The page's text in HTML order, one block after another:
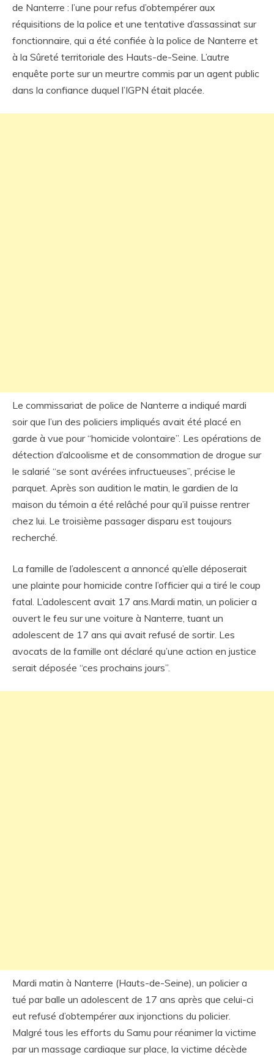
de Nanterre : l’une pour refus d’obtempérer aux
réquisitions de la police et une tentative d’assassinat sur
fonctionnaire, qui a été confiée à la police de Nanterre et
à la Sûreté territoriale des Hauts-de-Seine. L’autre
enquête porte sur un meurtre commis par un agent public
dans la confiance duquel l’IGPN était placée.
Le commissariat de police de Nanterre a indiqué mardi
soir que l’un des policiers impliqués avait été placé en
garde à vue pour “homicide volontaire”. Les opérations de
détection d’alcoolisme et de consommation de drogue sur
le salarié “se sont avérées infructueuses”, précise le
parquet. Après son audition le matin, le gardien de la
maison du témoin a été relâché pour qu’il puisse rentrer
chez lui. Le troisième passager disparu est toujours
recherché.
La famille de l’adolescent a annoncé qu’elle déposerait
une plainte pour homicide contre l’officier qui a tiré le coup
fatal. L’adolescent avait 17 ans.Mardi matin, un policier a
ouvert le feu sur une voiture à Nanterre, tuant un
adolescent de 17 ans qui avait refusé de sortir. Les
avocats de la famille ont déclaré qu’une action en justice
serait déposée “ces prochains jours”.
Mardi matin à Nanterre (Hauts-de-Seine), un policier a
tué par balle un adolescent de 17 ans après que celui-ci
eut refusé d’obtempérer aux injonctions du policier.
Malgré tous les efforts du Samu pour réanimer la victime
par un massage cardiaque sur place, la victime décède